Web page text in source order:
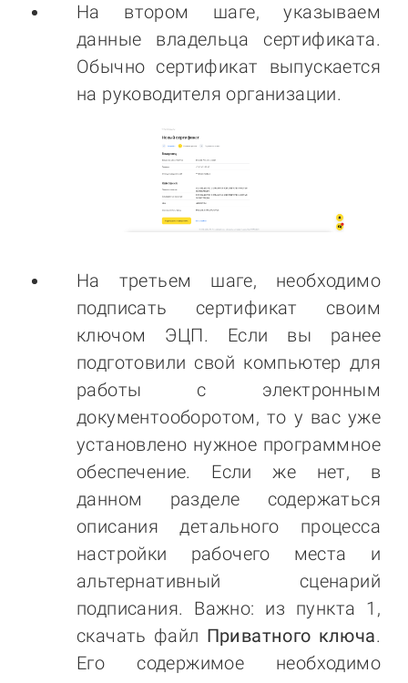
На втором шаге, указываем
данные владельца сертификата.
Обычно сертификат выпускается
на руководителя организации.
На третьем шаге, необходимо
подписать сертификат своим
ключом ЭЦП. Если вы ранее
подготовили свой компьютер для
работы с электронным
документооборотом, то у вас уже
установлено нужное программное
обеспечение. Если же нет, в
данном разделе содержаться
описания детального процесса
настройки рабочего места и
альтернативный сценарий
подписания. Важно: из пункта 1,
скачать файл Приватного ключа.
Его содержимое необходимо